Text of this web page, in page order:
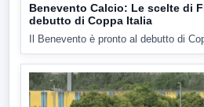
Benevento Calcio: Le scelte di
debutto di Coppa Italia
Il Benevento è pronto al debutto di